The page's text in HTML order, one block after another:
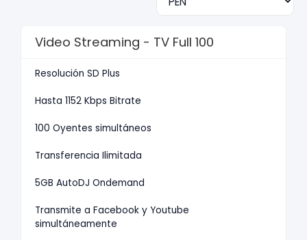
Video Streaming - TV Full 100
Resolución SD Plus
Hasta 1152 Kbps Bitrate
100 Oyentes simultáneos
Transferencia Ilimitada
5GB AutoDJ Ondemand
Transmite a Facebook y Youtube
simultáneamente